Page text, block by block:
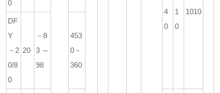
0
4
0
1
0
1010
DF
Y
－2
0/8
0
20
－8
3～
98
453
0－
360